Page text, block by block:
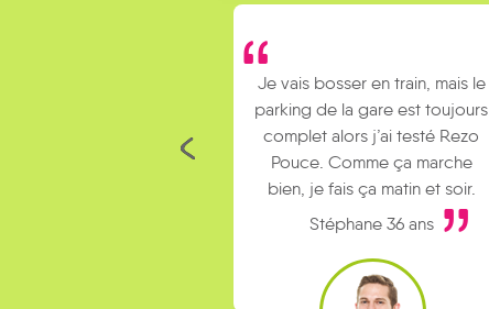
Je vais bosser en train, mais le
parking de la gare est toujours
complet alors j’ai testé Rezo
Pouce. Comme ça marche
bien, je fais ça matin et soir.
Stéphane 36 ans